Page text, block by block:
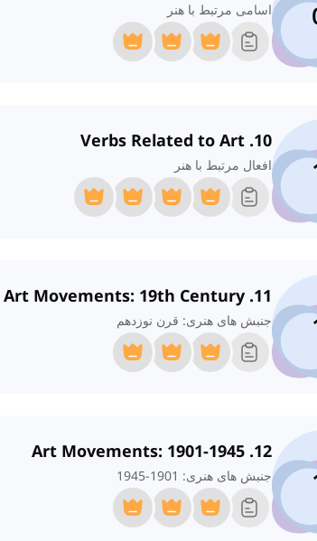
اسامی مرتبط با هنر
10. Verbs Related to Art
افعال مرتبط با هنر
11. Art Movements: 19th Century
جنبش های هنری: قرن نوزدهم
12. Art Movements: 1901-1945
جنبش های هنری: 1901-1945